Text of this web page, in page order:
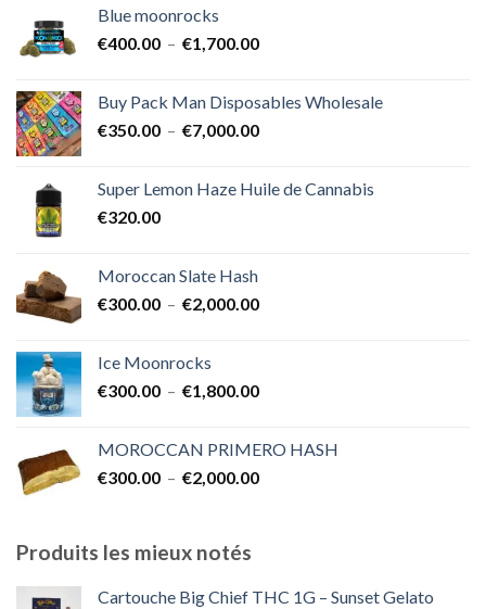
Blue moonrocks
€400.00 – €1,700.00Plage
€400.00
à
Buy Pack Man Disposables Wholesale
€350.00 – €7,000.00Plage
€350.00
Super Lemon Haze Huile de Cannabis
€320.00
Moroccan Slate Hash
€300.00 – €2,000.00Plage
à
Ice Moonrocks
€300.00 – €1,800.00Plage
€300.00
à
MOROCCAN PRIMERO HASH
€300.00 – €2,000.00Plage
€2,000.00
Produits les mieux notés
Cartouche Big Chief THC 1G – Sunset Gelato